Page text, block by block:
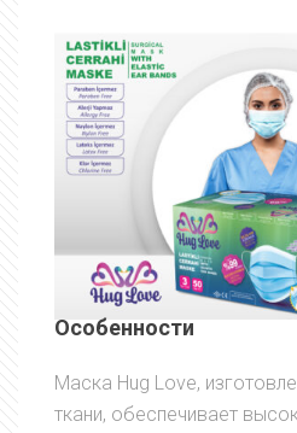
Особенности
Маска Hug Love,
ткани, обеспечивает